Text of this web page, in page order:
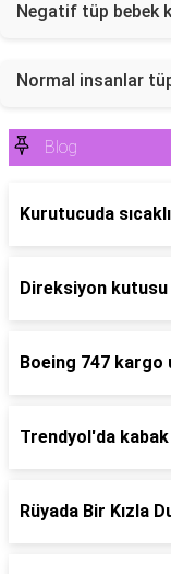
Negatif tüp bebek
Normal insanlar
Blog
Kurutucuda
Direksiyon kutusu
Boeing 747 kargo
Trendyol'da kabak
Rüyada Bir Kızla